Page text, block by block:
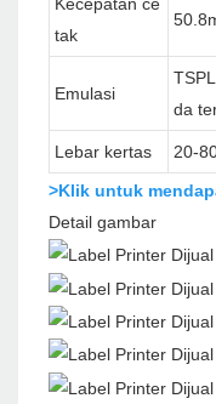
tak
Emulasi
da
Lebar kertas
20-
>Klik untuk
Detail gambar